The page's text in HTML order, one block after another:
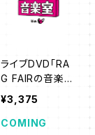
ライブDVD「RA
G FAIRの音楽室
その2」25％オフ
SALE
¥3,375
COMING